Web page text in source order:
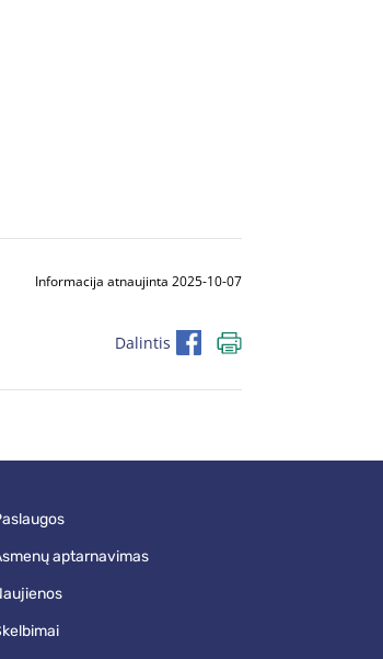
Informacija atnaujinta 2025-10-07
Dalintis
paslaugos
asmenų aptarnavimas
naujienos
skelbimai